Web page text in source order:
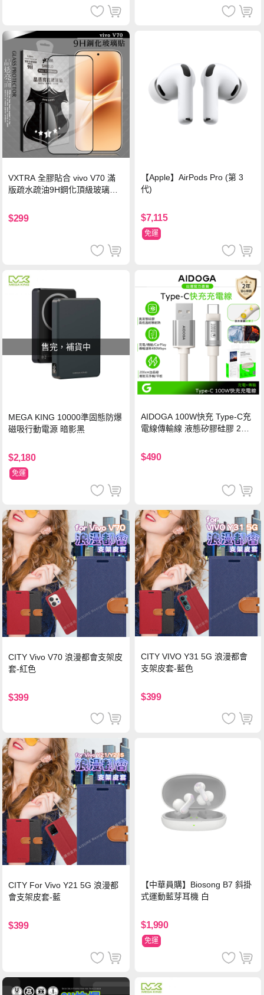
VXTRA 全膠貼合 vivo V70 滿
版疏水疏油9H鋼化頂級玻璃貼
$299
【Apple】AirPods Pro (第 3
代)
$7,115
免運
售完，補貨中
MEGA KING 10000準固態防爆
磁吸行動電源 暗影黑
$2,180
免運
AIDOGA 100W快充 Type-C充
電線傳輸線 液態矽膠硅膠 2M
$490
CITY Vivo V70 浪漫都會支架皮
套-紅色
$399
CITY VIVO Y31 5G 浪漫都會
支架皮套-藍色
$399
CITY For Vivo Y21 5G 浪漫都
會支架皮套-藍
$399
【中華員購】Biosong B7 斜掛
式運動藍芽耳機 白
$1,990
免運